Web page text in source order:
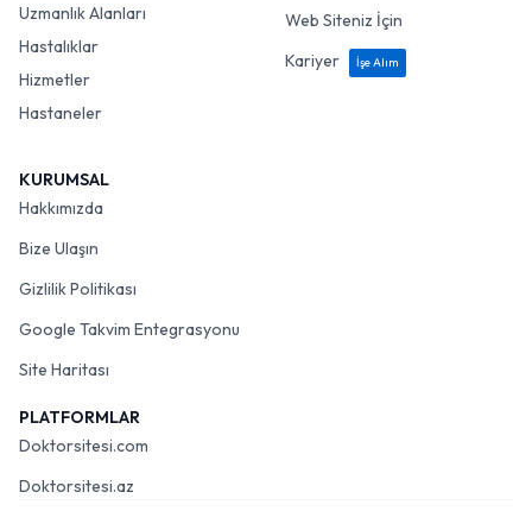
Uzmanlık Alanları
Hastalıklar
Hizmetler
Hastaneler
Web Siteniz İçin
Kariyer
İşe Alım
KURUMSAL
Hakkımızda
Bize Ulaşın
Gizlilik Politikası
Google Takvim Entegrasyonu
Site Haritası
PLATFORMLAR
Doktorsitesi.com
Doktorsitesi.az